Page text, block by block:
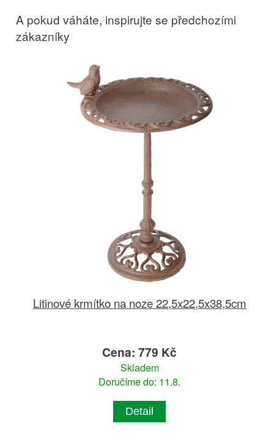
A pokud váháte, inspirujte se předchozími
zákazníky
Litinové krmítko na noze 22,5x22,5x38,5cm
Cena: 779 Kč
Skladem
Doručíme do: 11.8.
Detail